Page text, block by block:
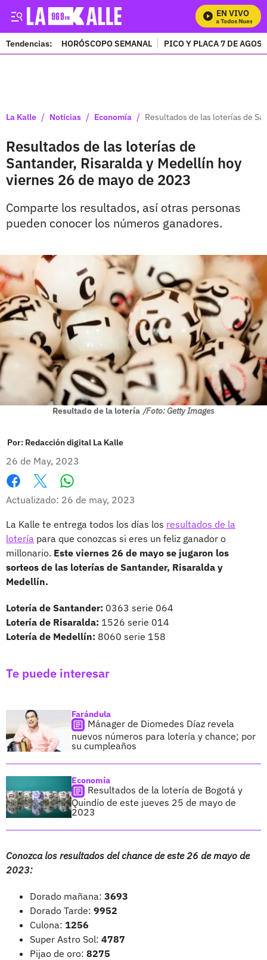
EN VIVO
Mira Todos Nuestros
Tendencias: HORÓSCOPO SEMANAL PICO Y PLACA 7 DE
La Kalle / Noticias / Economía / Resultados de las loterías de
Resultados de las loterías de
Santander, Risaralda y Medellín hoy
viernes 26 de mayo de 2023
Comparte los resultados, así otras personas
pueden conocer los números ganadores.
Resultado de la lotería /Foto: Getty Images
Por: Redacción digital La Kalle
26 de May, 2023
Facebook
X
Actualizado: 26 de may, 2023
La Kalle te entrega todos los días los resultados de la
lotería para que conozcas si eres un feliz ganador o
millonario. Este viernes 26 de mayo se jugaron los
sorteos de las loterías de Santander, Risaralda y
Medellín.
Lotería de Santander: 0363 serie 064
Lotería de Risaralda: 1526 serie 014
Lotería de Medellín: 8060 serie 158
Te puede interesar
Farándula
Mánager de Diomedes Díaz revela
nuevos números para lotería y chance; por
su cumpleaños
Economía
Resultados de la lotería de Bogotá y
Quindío de este jueves 25 de mayo de
2023
Conozca los resultados del chance de este 26 de mayo de
2023:
Dorado mañana: 3693
Dorado Tarde: 9952
Culona: 1256
Super Astro Sol: 4787
Pijao de oro: 8275